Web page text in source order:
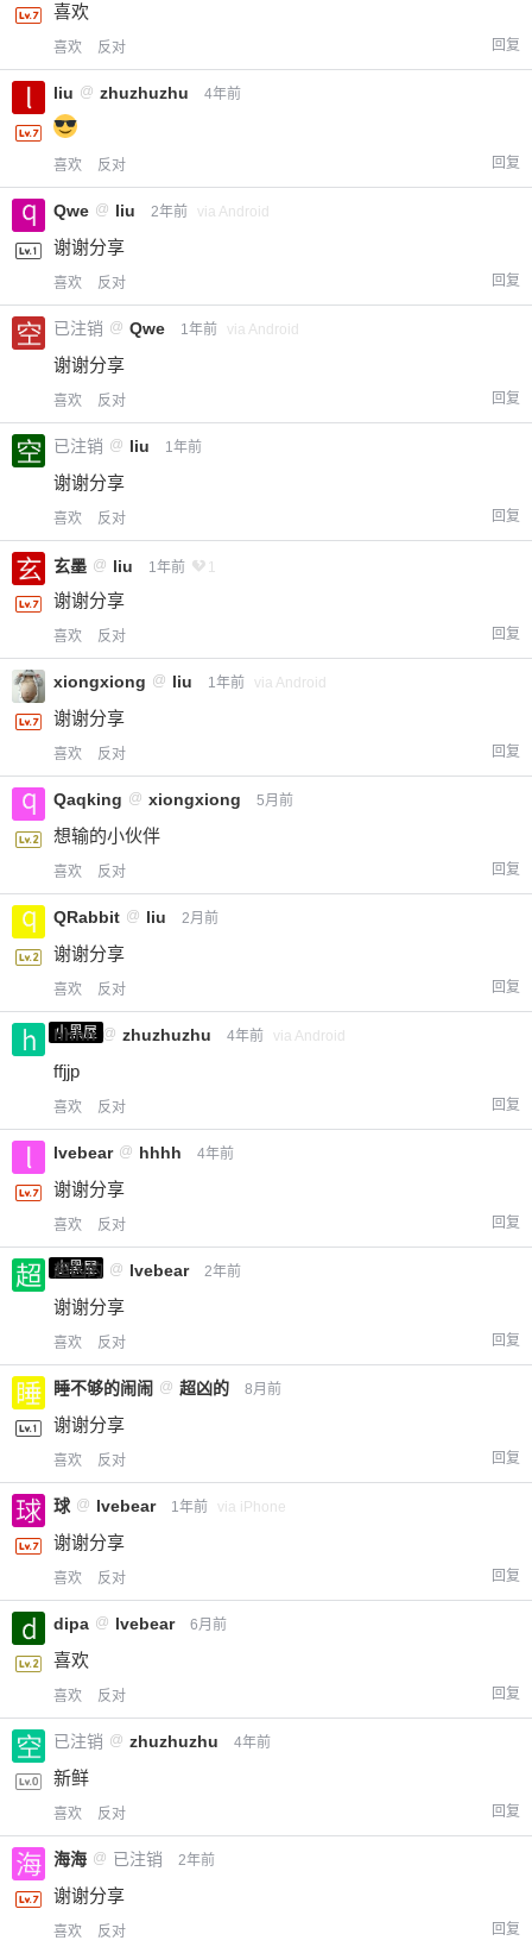
喜欢
喜欢 反对 回复
liu @ zhuzhuzhu 4年前
喜欢 反对 回复
Qwe @ liu 2年前 via Android
谢谢分享
喜欢 反对 回复
已注销 @ Qwe 1年前 via Android
谢谢分享
喜欢 反对 回复
已注销 @ liu 1年前
谢谢分享
喜欢 反对 回复
玄墨 @ liu 1年前 1
谢谢分享
喜欢 反对 回复
xiongxiong @ liu 1年前 via Android
谢谢分享
喜欢 反对 回复
Qaqking @ xiongxiong 5月前
想输的小伙伴
喜欢 反对 回复
QRabbit @ liu 2月前
谢谢分享
喜欢 反对 回复
小黑屋
hhhh @ zhuzhuzhu 4年前 via Android
ffjjp
喜欢 反对 回复
lvebear @ hhhh 4年前
谢谢分享
喜欢 反对 回复
小黑屋
超凶的 @ lvebear 2年前
谢谢分享
喜欢 反对 回复
睡不够的闹闹 @ 超凶的 8月前
谢谢分享
喜欢 反对 回复
球 @ lvebear 1年前 via iPhone
谢谢分享
喜欢 反对 回复
dipa @ lvebear 6月前
喜欢
喜欢 反对 回复
已注销 @ zhuzhuzhu 4年前
新鲜
喜欢 反对 回复
海海 @ 已注销 2年前
谢谢分享
喜欢 反对 回复